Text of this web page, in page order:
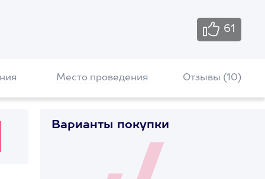
61
Место проведения Отзывы (10)
Варианты покупки